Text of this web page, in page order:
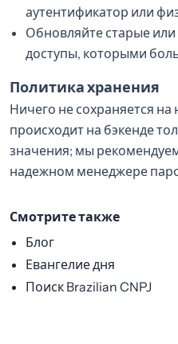
аутентификатор или
Обновляйте старые
доступы, которыми
Политика хранения
Ничего не сохраняется
происходит на бэкенде
значения; мы
надежном менеджере
Смотрите также
Блог
Евангелие дня
Поиск Brazilian CNPJ